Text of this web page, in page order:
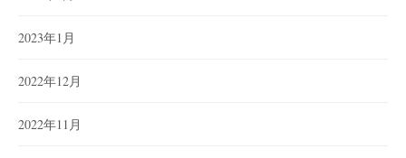
2023年1月
2022年12月
2022年11月